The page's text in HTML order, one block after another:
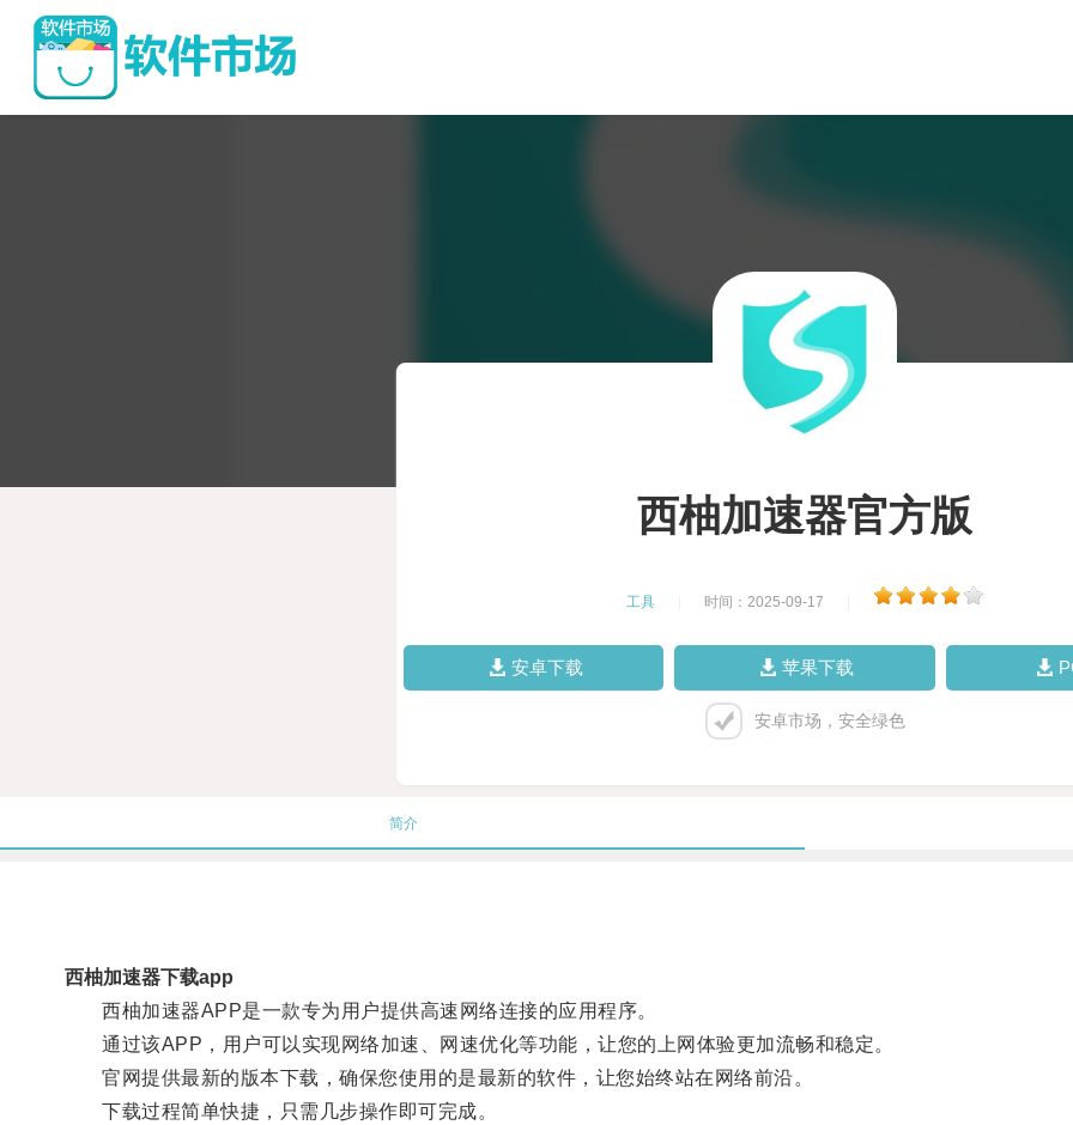
西柚加速器官方版
工具 时间：2025-09-17
安卓下载 苹果下载
安卓市场，安全绿色
简介
西柚加速器下载app
西柚加速器APP是一款专为用户提供高速网络连接的应用程序。
通过该APP，用户可以实现网络加速、网速优化等功能，让您的上网体验更加流畅和稳定。
官网提供最新的版本下载，确保您使用的是最新的软件，让您始终站在网络前沿。
下载过程简单快捷，只需几步操作即可完成。